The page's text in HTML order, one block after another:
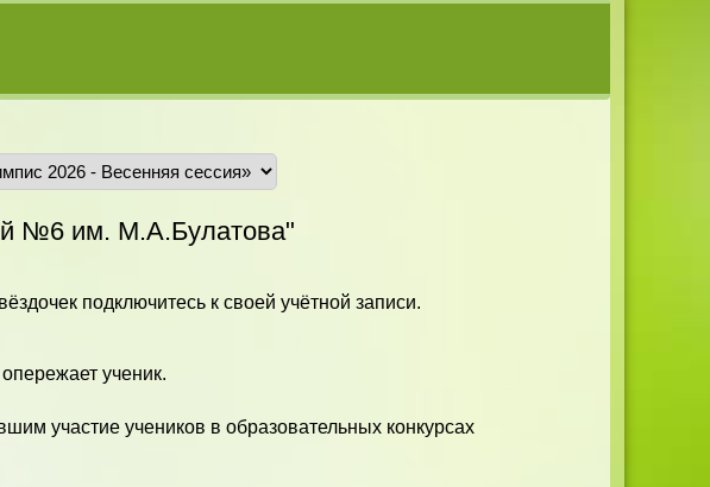
№6 им. М.А.Булатова"
подключитесь к своей учётной записи.
ученик.
участие учеников в образовательных конкурсах